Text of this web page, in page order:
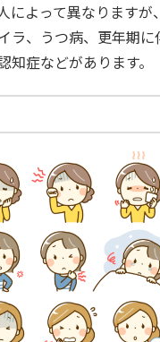
によって異なりますが
ラ、うつ病、更年期に
知症などがあります。